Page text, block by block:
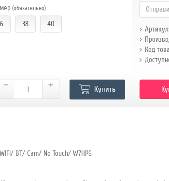
(обязательно)
38 40
Код
Купить
BT/ Cam/ No Touch/ W7HP6